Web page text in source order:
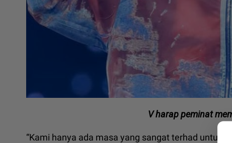
V harap peminat
“Kami hanya ada masa yang sangat terhad untuk